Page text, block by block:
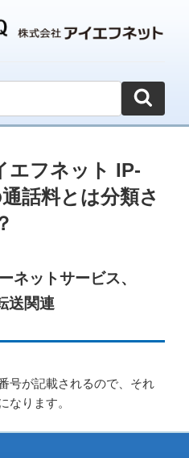
エフネット IP-
話料とは分類さ
ネットサービス、
送関連
号が記載されるので、それ
なります。